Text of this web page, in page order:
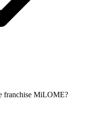
franchise MiLOME?